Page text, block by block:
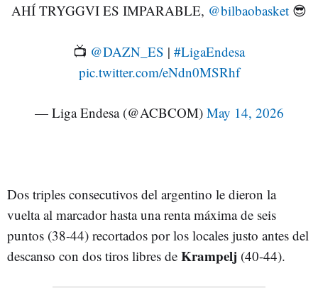
AHÍ TRYGGVI ES IMPARABLE, @bilbaobasket 😎
📺 @DAZN_ES | #LigaEndesa
pic.twitter.com/eNdn0MSRhf
— Liga Endesa (@ACBCOM) May 14, 2026
Dos triples consecutivos del argentino le dieron la
vuelta al marcador hasta una renta máxima de seis
puntos (38-44) recortados por los locales justo antes del
descanso con dos tiros libres de Krampelj (40-44).